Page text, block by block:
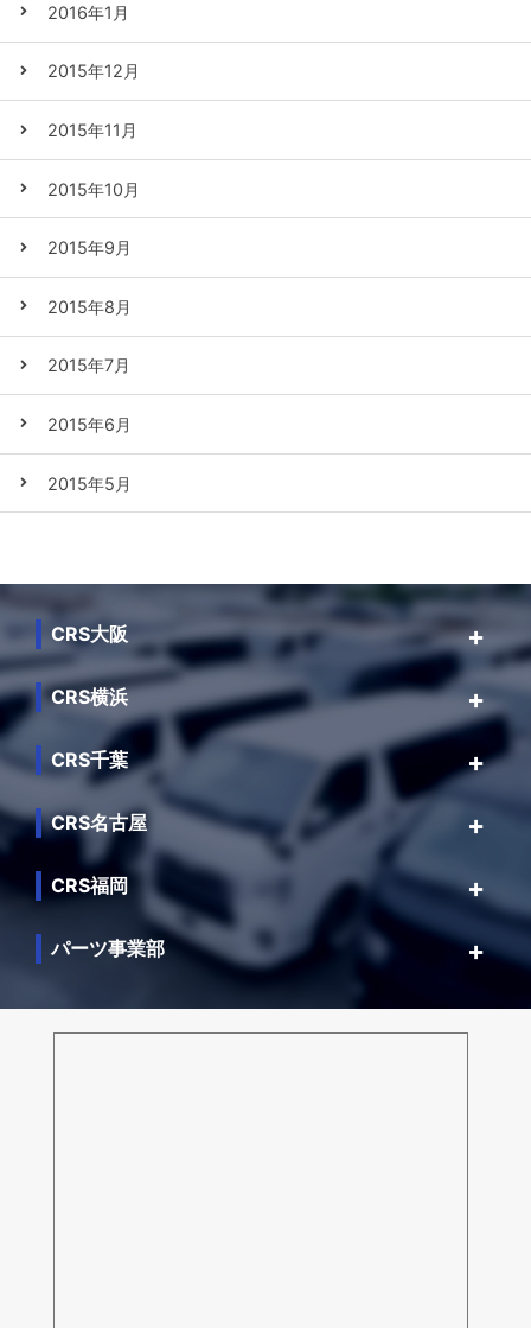
2016年1月
2015年12月
2015年11月
2015年10月
2015年9月
2015年8月
2015年7月
2015年6月
2015年5月
CRS大阪
CRS横浜
CRS千葉
CRS名古屋
CRS福岡
パーツ事業部